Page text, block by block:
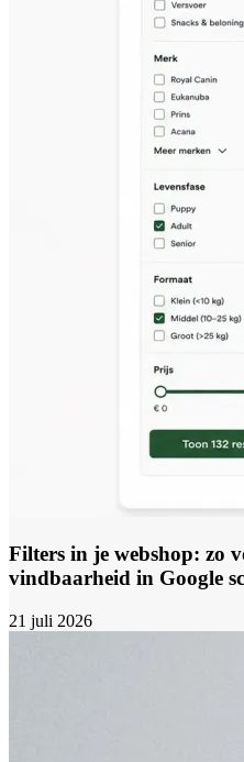
Filters in je webshop: zo
vindbaarheid in Google
21 juli 2026